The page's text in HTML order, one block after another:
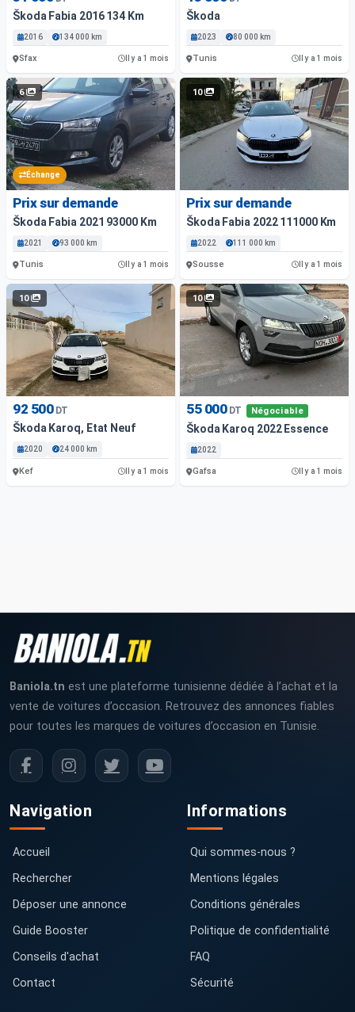
Škoda Fabia 2016 134 Km
2016 134 000 km
Sfax Il y a 1 mois
Škoda
2023 80 000 km
Tunis Il y a 1 mois
6
Échange
Prix sur demande
Škoda Fabia 2021 93000 Km
2021 93 000 km
Tunis Il y a 1 mois
10
Prix sur demande
Škoda Fabia 2022 111000 Km
2022 111 000 km
Sousse Il y a 1 mois
10
92 500 DT
Škoda Karoq, Etat Neuf
2020 24 000 km
Kef Il y a 1 mois
10
55 000 DT Négociable
Škoda Karoq 2022 Essence
2022
Gafsa Il y a 1 mois
Baniola.tn est une plateforme tunisienne dédiée à l’achat et la
vente de voitures d’occasion. Retrouvez des annonces fiables
pour toutes les marques de voitures d’occasion en Tunisie.
Navigation
Accueil
Rechercher
Déposer une annonce
Guide Booster
Conseils d'achat
Contact
Informations
Qui sommes-nous ?
Mentions légales
Conditions générales
Politique de confidentialité
FAQ
Sécurité